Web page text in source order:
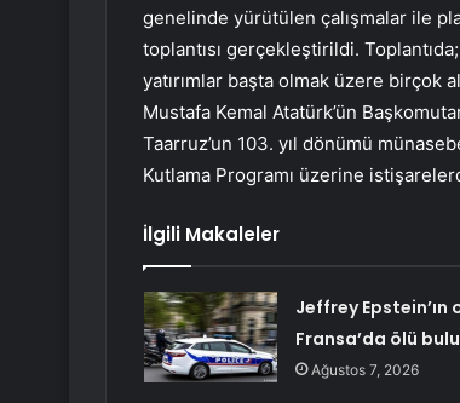
genelinde yürütülen çalışmalar ile
toplantısı gerçekleştirildi.
yatırımlar başta olmak üzere birçok
Mustafa Kemal Atatürk’ün
Taarruz’un 103. yıl dönümü
Kutlama Programı üzerine
İlgili Makaleler
Jeffrey Epstein’ın
Fransa’da ölü
Ağustos 7, 2026